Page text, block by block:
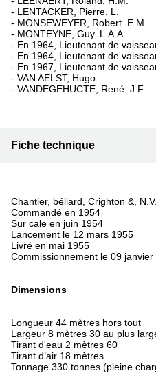
- LENTACKER, Pierre. L.
- MONSEWEYER, Robert. E.M.
- MONTEYNE, Guy. L.A.A.
- En 1964, Lieutenant de
- En 1964, Lieutenant de
- En 1967, Lieutenant de
- VAN AELST, Hugo
- VANDEGEHUCTE, René. J.F.
Fiche technique
Chantier, béliard, Crighton &,
Commandé en 1954
Sur cale en juin 1954
Lancement le 12 mars 1955
Livré en mai 1955
Commissionnement le 09 janvier
Dimensions
Longueur 44 mètres hors tout
Largeur 8 mètres 30 au plus
Tirant d'eau 2 mètres 60
Tirant d’air 18 mètres
Tonnage 330 tonnes (pleine